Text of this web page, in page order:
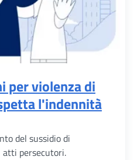
per violenza di
l'indennità
del sussidio di
atti persecutori.